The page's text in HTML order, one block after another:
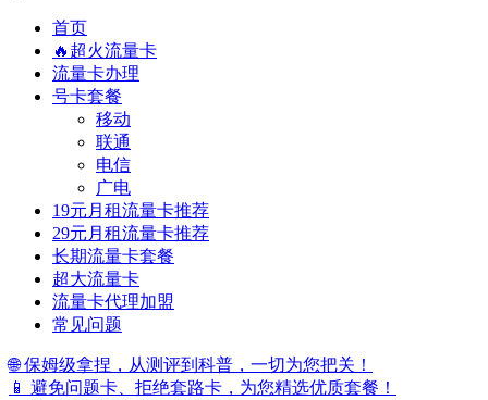
首页
🔥超火流量卡
流量卡办理
号卡套餐
移动
联通
电信
广电
19元月租流量卡推荐
29元月租流量卡推荐
长期流量卡套餐
超大流量卡
流量卡代理加盟
常见问题
🌐 保姆级拿捏，从测评到科普，一切为您把关！
📱 避免问题卡、拒绝套路卡，为您精选优质套餐！